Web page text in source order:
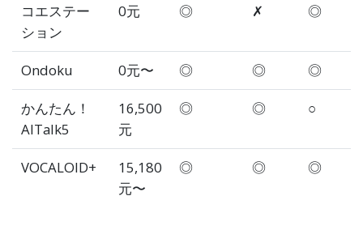
コエステー
ション
0元 ◎ ✗ ◎
Ondoku 0元〜 ◎ ◎ ◎
かんたん！
AITalk5
16,500
元
◎ ◎ ○
VOCALOID+
15,180
元〜
◎ ◎ ◎